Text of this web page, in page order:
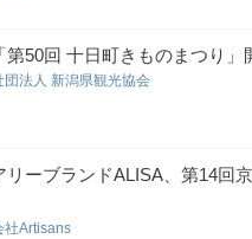
50回 十日町きものまつり」
団法人 新潟県観光協会
ーブランドALISA、第14回
社Artisans